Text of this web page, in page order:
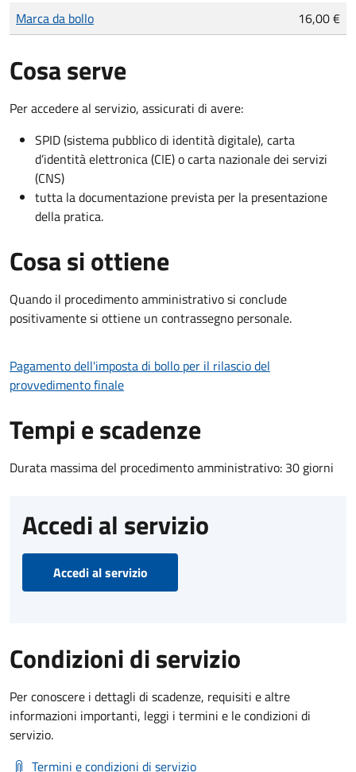
Tipo di pagamento
Importo
Marca da bollo 16,00 €
Cosa serve
Per accedere al servizio, assicurati di avere:
SPID (sistema pubblico di identità digitale), carta
d’identità elettronica (CIE) o carta nazionale dei servizi
(CNS)
tutta la documentazione prevista per la presentazione
della pratica.
Cosa si ottiene
Quando il procedimento amministrativo si conclude
positivamente si ottiene un contrassegno personale.
Pagamento dell'imposta di bollo per il rilascio del
provvedimento finale
Tempi e scadenze
Durata massima del procedimento amministrativo: 30 giorni
Accedi al servizio
Accedi al servizio
Condizioni di servizio
Per conoscere i dettagli di scadenze, requisiti e altre
informazioni importanti, leggi i termini e le condizioni di
servizio.
Termini e condizioni di servizio